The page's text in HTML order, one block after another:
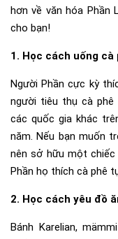
hơn về văn hóa
cho bạn!
1. Học cách uống cà
Người Phần cực kỳ
người tiêu thụ cà phê
các quốc gia khác
năm. Nếu bạn muốn
nên sở hữu một chiếc
Phần họ thích cà phê
2. Học cách yêu đồ
Bánh Karelian,